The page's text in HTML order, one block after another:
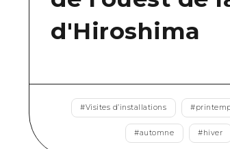
d'Hiroshima
#Visites d’installations #
#automne #hiver